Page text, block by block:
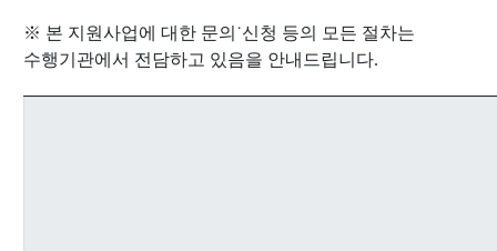
※ 본 지원사업에 대한 문의˙신청 등의 모든 절차는
수행기관에서 전담하고 있음을 안내드립니다.